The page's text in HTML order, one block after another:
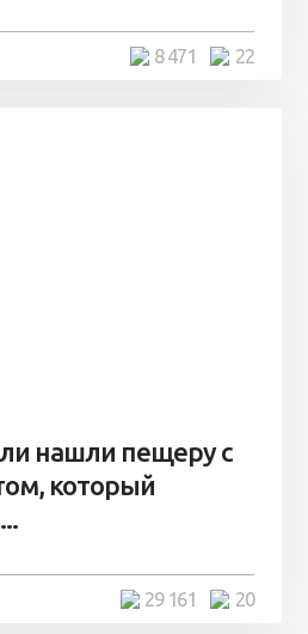
22
8 471
нашли пещеру с
который
20
29 161